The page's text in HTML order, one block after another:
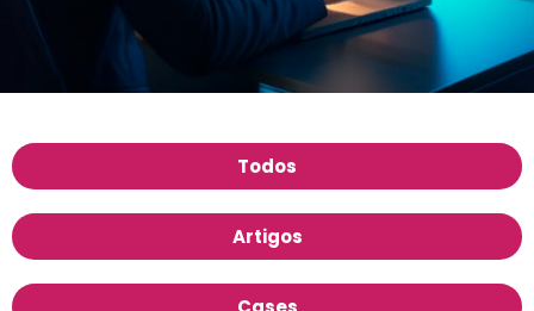
Todos
Artigos